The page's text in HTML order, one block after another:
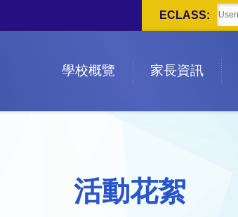
ECLASS:
學校概覽 家長資訊
活動花絮